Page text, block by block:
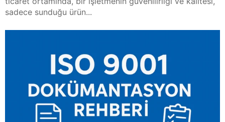
sadece sunduğu ürün...